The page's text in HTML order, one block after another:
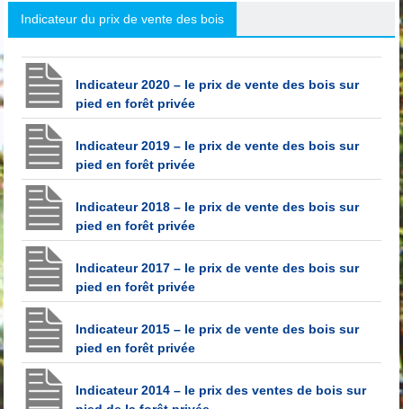
Indicateur du prix de vente des bois
Indicateur 2020 – le prix de vente des bois sur
pied en forêt privée
Indicateur 2019 – le prix de vente des bois sur
pied en forêt privée
Indicateur 2018 – le prix de vente des bois sur
pied en forêt privée
Indicateur 2017 – le prix de vente des bois sur
pied en forêt privée
Indicateur 2015 – le prix de vente des bois sur
pied en forêt privée
Indicateur 2014 – le prix des ventes de bois sur